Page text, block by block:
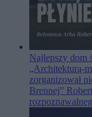
Najlepszy dom
„Architekturą-
zorganizował
Brennej”